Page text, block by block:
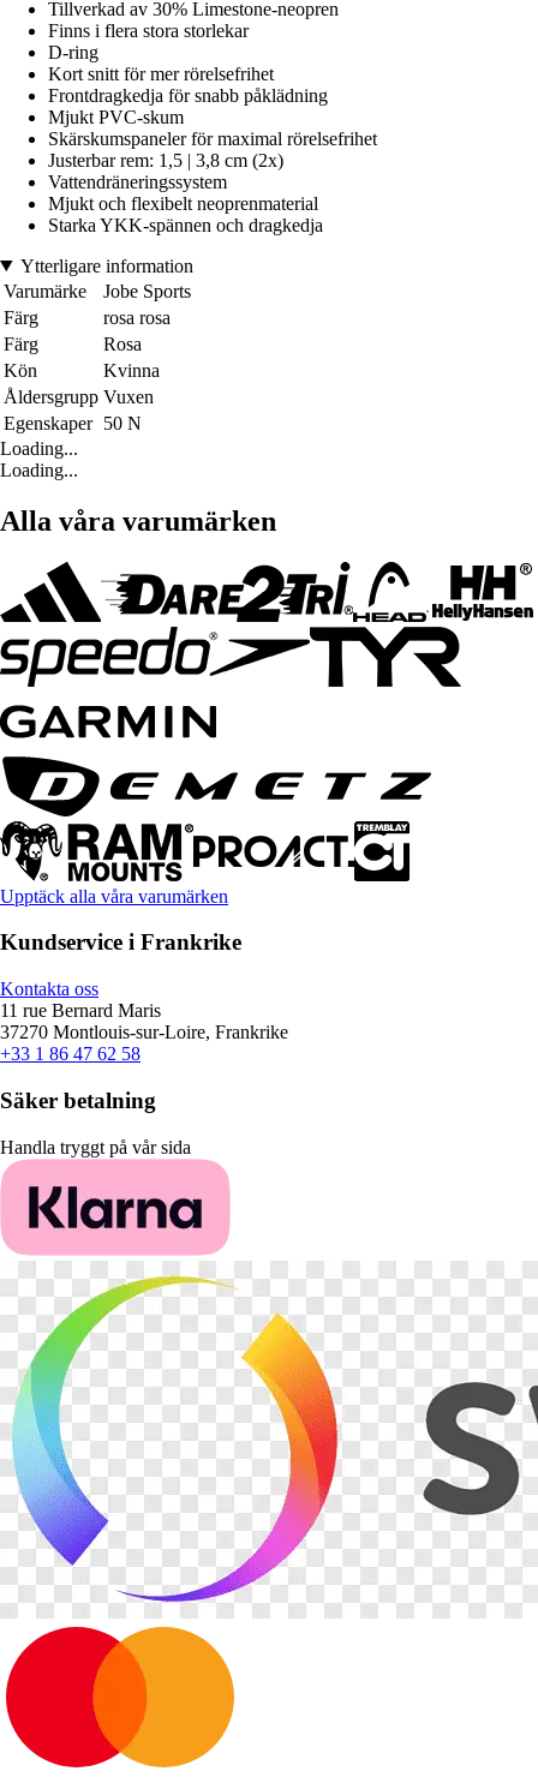
Tillverkad av 30% Limestone-neopren
Finns i flera stora storlekar
D-ring
Kort snitt för mer rörelsefrihet
Frontdragkedja för snabb påklädning
Mjukt PVC-skum
Skärskumspaneler för maximal rörelsefrihet
Justerbar rem: 1,5 | 3,8 cm (2x)
Vattendräneringssystem
Mjukt och flexibelt neoprenmaterial
Starka YKK-spännen och dragkedja
Ytterligare information
Varumärke
Jobe Sports
Färg
rosa rosa
Färg
Rosa
Kön
Kvinna
Åldersgrupp Vuxen
Egenskaper 50 N
Loading...
Loading...
Alla våra varumärken
Upptäck alla våra varumärken
Kundservice i Frankrike
Kontakta oss
11 rue Bernard Maris
37270 Montlouis-sur-Loire, Frankrike
+33 1 86 47 62 58
Säker betalning
Handla tryggt på vår sida